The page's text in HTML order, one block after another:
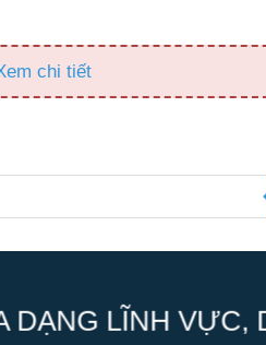
chi tiết
LĨNH VỰC,